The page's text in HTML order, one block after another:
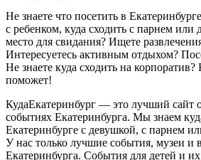
Не знаете что посетить в
с ребенком, куда сходить с парнем или
место для свидания? Ищете
Интересуетесь активным отдыхом?
Не знаете куда сходить на корпоратив?
поможет!
КудаЕкатеринбург — это лучший сайт
событиях Екатеринбурга. Мы знаем
Екатеринбурге с девушкой, с парнем
У нас только лучшие события, музеи и
Екатеринбурга. События для детей и